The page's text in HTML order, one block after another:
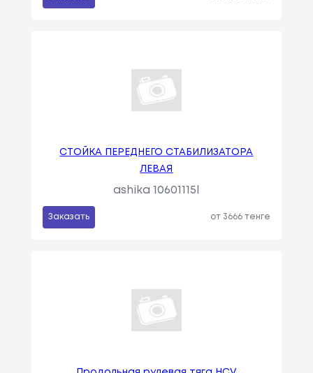
СТОЙКА ПЕРЕДНЕГО СТАБИЛИЗАТОРА
ЛЕВАЯ
ashika 10601115l
Заказать от 3666 тенге